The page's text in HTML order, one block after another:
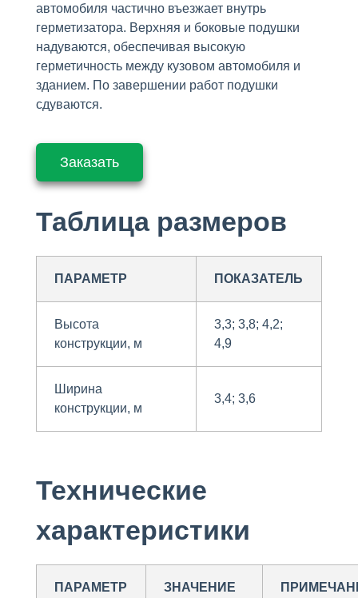
автомобиля частично въезжает внутрь
герметизатора. Верхняя и боковые подушки
надуваются, обеспечивая высокую
герметичность между кузовом автомобиля и
зданием. По завершении работ подушки
сдуваются.
Заказать
Таблица размеров
ПАРАМЕТР ПОКАЗАТЕЛЬ
Высота
конструкции, м
3,3; 3,8; 4,2;
4,9
Ширина
конструкции, м
3,4; 3,6
Технические
характеристики
ПАРАМЕТР ЗНАЧЕНИЕ